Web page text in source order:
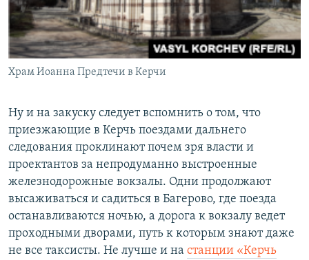
Храм Иоанна Предтечи в Керчи
Ну и на закуску следует вспомнить о том, что
приезжающие в Керчь поездами дальнего
следования проклинают почем зря власти и
проектантов за непродуманно выстроенные
железнодорожные вокзалы. Одни продолжают
высаживаться и садиться в Багерово, где поезда
останавливаются ночью, а дорога к вокзалу ведет
проходными дворами, путь к которым знают даже
не все таксисты. Не лучше и на станции «Керчь